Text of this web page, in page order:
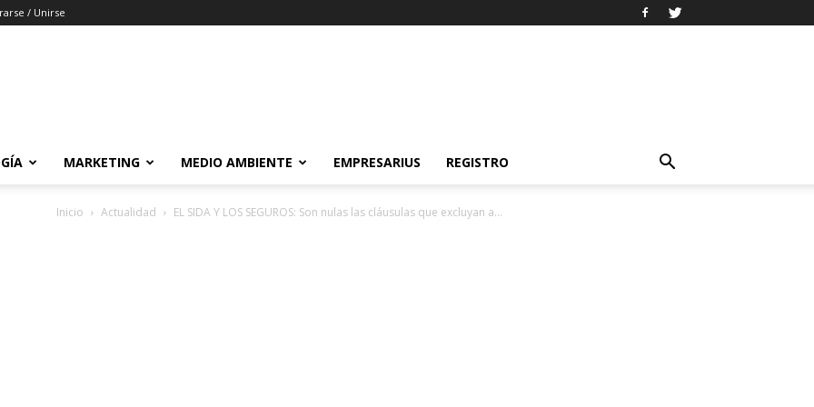
/ Unirse
MARKETING MEDIO AMBIENTE EMPRESARIUS REGISTRO
Inicio Actualidad EL SIDA Y LOS SEGUROS: Son nulas las cláusulas que excluyan a...